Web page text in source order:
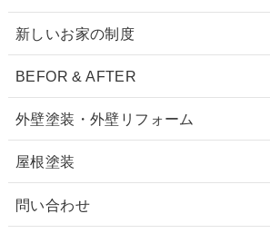
新しいお家の制度
BEFOR & AFTER
外壁塗装・外壁リフォーム
屋根塗装
問い合わせ